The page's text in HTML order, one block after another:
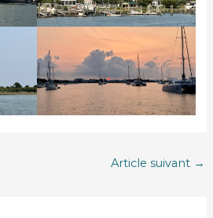
Article suivant →